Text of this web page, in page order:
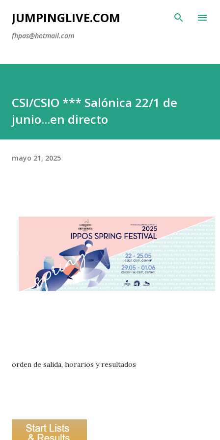
Ir al contenido principal
JUMPINGLIVE.COM
fhpas@hotmail.com
CSI/CSIO *** Salónica 22/1 de
junio...en directo
mayo 21, 2025
orden de salida, horarios y resultados